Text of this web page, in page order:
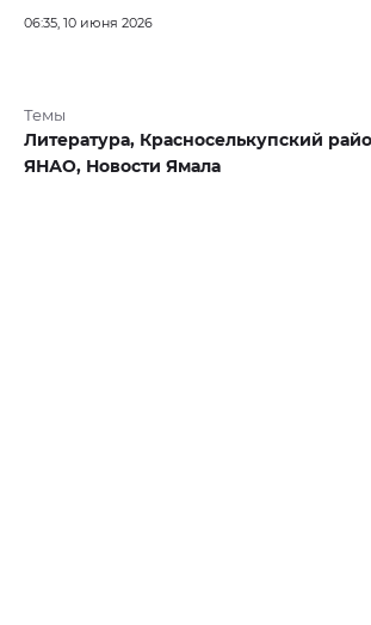
06:35, 10 июня 2026
Темы
Литература, Красноселькупский
ЯНАО, Новости Ямала